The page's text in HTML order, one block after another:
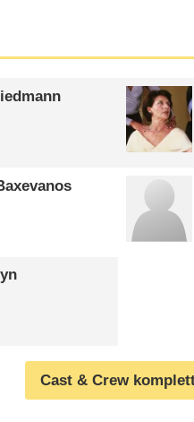
Cast & Crew